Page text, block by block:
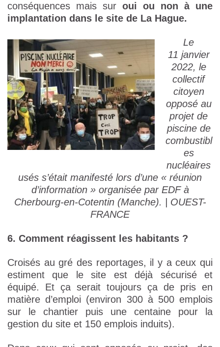
conséquences mais sur oui ou non à une
implantation dans le site de La Hague.
Le
11 janvier
2022, le
collectif
citoyen
opposé au
projet de
piscine de
combustibl
es
nucléaires
usés s’était manifesté lors d’une « réunion
d’information » organisée par EDF à
Cherbourg-en-Cotentin (Manche). | OUEST-
FRANCE
6. Comment réagissent les habitants ?
Croisés au gré des reportages, il y a ceux qui
estiment que le site est déjà sécurisé et
équipé. Et ça serait toujours ça de pris en
matière d’emploi (environ 300 à 500 emplois
sur le chantier puis une centaine pour la
gestion du site et 150 emplois induits).